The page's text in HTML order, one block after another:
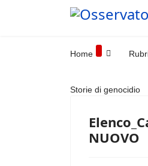
Home
Storie di genocidio
NUOVO